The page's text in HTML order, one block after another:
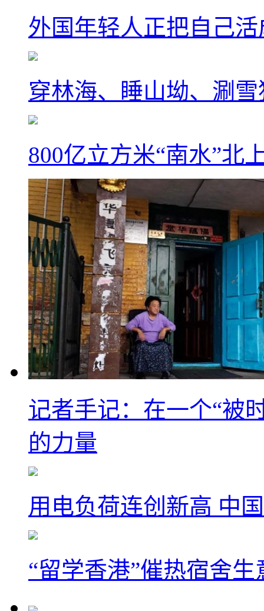
外国年轻人正把自己活
穿林海、睡山坳、涮
800亿立方米“南水”北
记者手记：在一个“被
的力量
用电负荷连创新高 中
“留学香港”催热宿舍